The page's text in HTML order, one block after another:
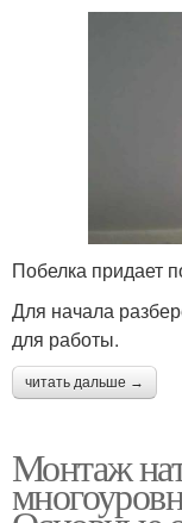
Побелка придает
Для начала
для работы.
читать дальше →
Монтаж